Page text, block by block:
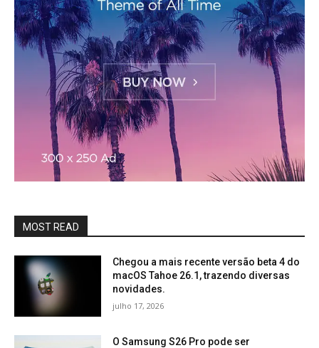
MOST READ
Chegou a mais recente versão beta 4 do
macOS Tahoe 26.1, trazendo diversas
novidades.
julho 17, 2026
O Samsung S26 Pro pode ser